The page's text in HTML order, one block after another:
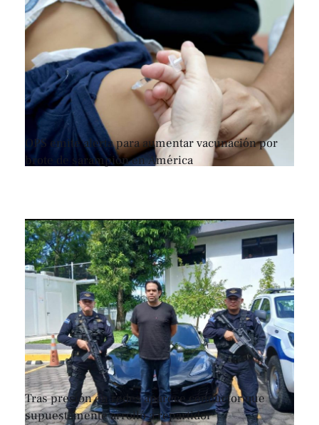
OPS emite alerta para aumentar vacunación por
brote de sarampión en América
Tras presión en redes aparece conductor que
supuestamente arrolló a repartidor